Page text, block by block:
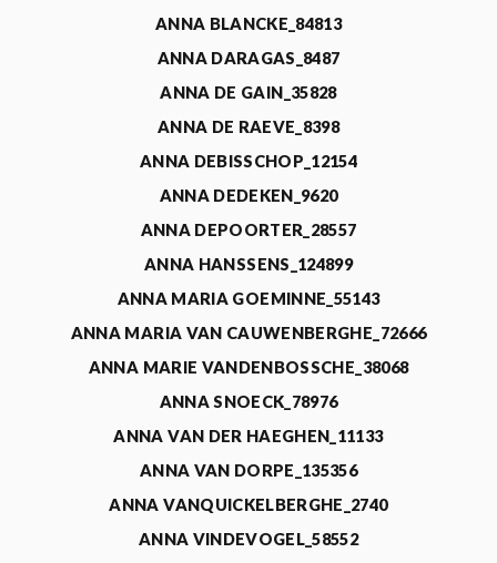
ANNA BLANCKE_84813
ANNA DARAGAS_8487
ANNA DE GAIN_35828
ANNA DE RAEVE_8398
ANNA DEBISSCHOP_12154
ANNA DEDEKEN_9620
ANNA DEPOORTER_28557
ANNA HANSSENS_124899
ANNA MARIA GOEMINNE_55143
ANNA MARIA VAN CAUWENBERGHE_72666
ANNA MARIE VANDENBOSSCHE_38068
ANNA SNOECK_78976
ANNA VAN DER HAEGHEN_11133
ANNA VAN DORPE_135356
ANNA VANQUICKELBERGHE_2740
ANNA VINDEVOGEL_58552